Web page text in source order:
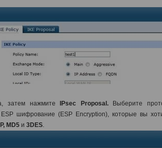
затем нажмите IPsec Proposal.
Выберите
шифрование (ESP Encryption), которые вы
MD5и 3DES.